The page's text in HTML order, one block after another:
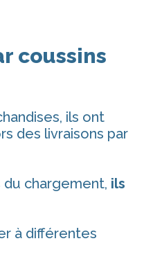
coussins
ils ont
des livraisons par
chargement, ils
à différentes